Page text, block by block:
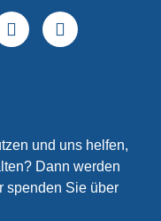
und uns helfen,
Dann werden
spenden Sie über